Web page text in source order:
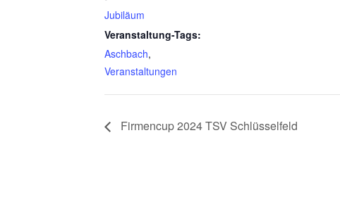
Jubiläum
Veranstaltung-Tags:
Aschbach,
Veranstaltungen
Firmencup 2024 TSV Schlüsselfeld